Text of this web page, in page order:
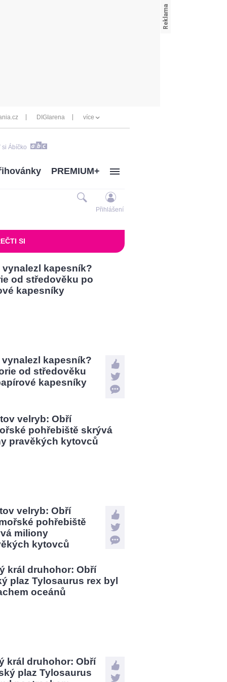
DIGIarena více
si Ábíčko
PREMIUM+
Přihlášení
SI
vynalezl kapesník?
od středověku
kapesníky
velryb: Obří
pohřebiště
miliony
kytovců
král druhohor: Obří
plaz Tylosaurus